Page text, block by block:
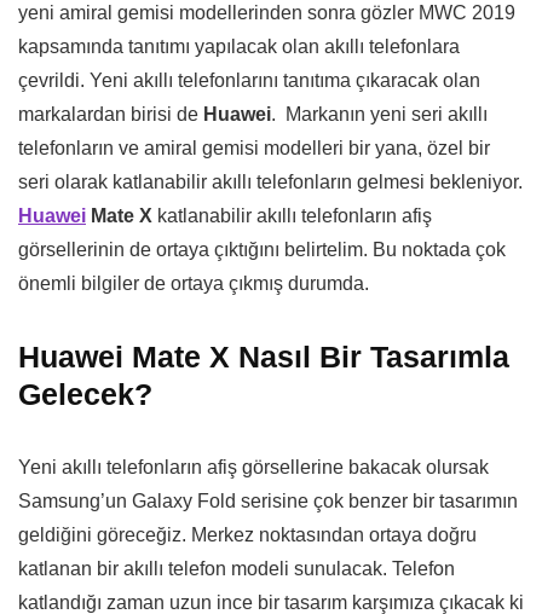
yeni amiral gemisi modellerinden sonra gözler MWC 2019
kapsamında tanıtımı yapılacak olan akıllı telefonlara
çevrildi. Yeni akıllı telefonlarını tanıtıma çıkaracak olan
markalardan birisi de Huawei. Markanın yeni seri akıllı
telefonların ve amiral gemisi modelleri bir yana, özel bir
seri olarak katlanabilir akıllı telefonların gelmesi bekleniyor.
Huawei Mate X katlanabilir akıllı telefonların afiş
görsellerinin de ortaya çıktığını belirtelim. Bu noktada çok
önemli bilgiler de ortaya çıkmış durumda.
Huawei Mate X Nasıl Bir Tasarımla
Gelecek?
Yeni akıllı telefonların afiş görsellerine bakacak olursak
Samsung’un Galaxy Fold serisine çok benzer bir tasarımın
geldiğini göreceğiz. Merkez noktasından ortaya doğru
katlanan bir akıllı telefon modeli sunulacak. Telefon
katlandığı zaman uzun ince bir tasarım karşımıza çıkacak ki